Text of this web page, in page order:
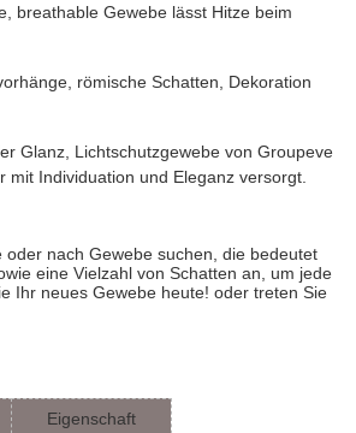
breathable Gewebe lässt Hitze beim
römische Schatten, Dekoration
Glanz, Lichtschutzgewebe von Groupeve
Individuation und Eleganz versorgt.
nach Gewebe suchen, die bedeutet
eine Vielzahl von Schatten an, um jede
Ihr neues Gewebe heute! oder treten Sie
Eigenschaft